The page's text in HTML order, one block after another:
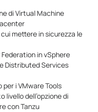
di Virtual Machine
mettere in sicurezza le
in vSphere
Distributed Services
per i VMware Tools
livello dell’opzione di
con Tanzu